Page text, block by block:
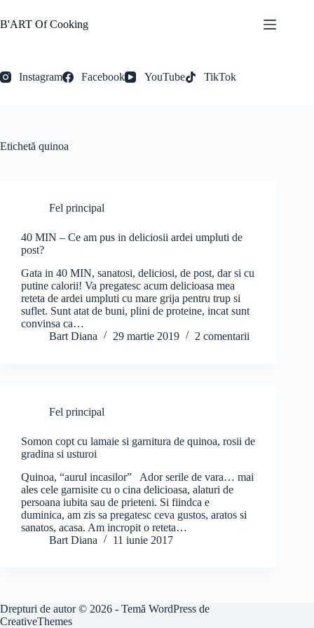
la
conținut
B'ART Of Cooking
Instagram Facebook YouTube TikTok
Etichetă quinoa
Fel principal
40 MIN – Ce am pus in deliciosii ardei umpluti de
post?
Gata in 40 MIN, sanatosi, deliciosi, de post, dar si cu
putine calorii! Va pregatesc acum delicioasa mea
reteta de ardei umpluti cu mare grija pentru trup si
suflet. Sunt atat de buni, plini de proteine, incat sunt
convinsa ca…
Bart Diana
29 martie 2019 2 comentarii
Fel principal
Somon copt cu lamaie si garnitura de quinoa, rosii de
gradina si usturoi
Quinoa, “aurul incasilor” Ador serile de vara… mai
ales cele garnisite cu o cina delicioasa, alaturi de
persoana iubita sau de prieteni. Si fiindca e
duminica, am zis sa pregatesc ceva gustos, aratos si
sanatos, acasa. Am incropit o reteta…
Bart Diana
11 iunie 2017
Drepturi de autor © 2026 - Temă WordPress de
CreativeThemes